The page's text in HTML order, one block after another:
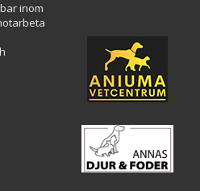
inom